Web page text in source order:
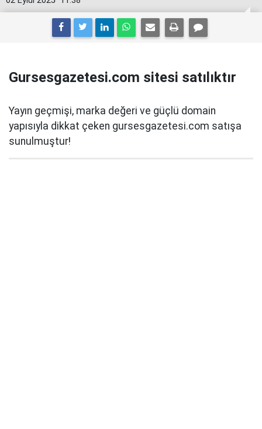
Gursesgazetesi.com sitesi satılıktır
Yayın geçmişi, marka değeri ve güçlü domain
yapısıyla dikkat çeken gursesgazetesi.com satışa
sunulmuştur!